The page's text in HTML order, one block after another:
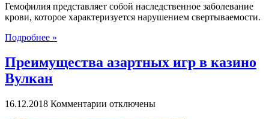
Гемофилия представляет собой наследственное заболевание
крови, которое характеризуется нарушением свертываемости.
Подробнее »
Преимущества азартных игр в казино
Вулкан
16.12.2018 Комментарии котключены